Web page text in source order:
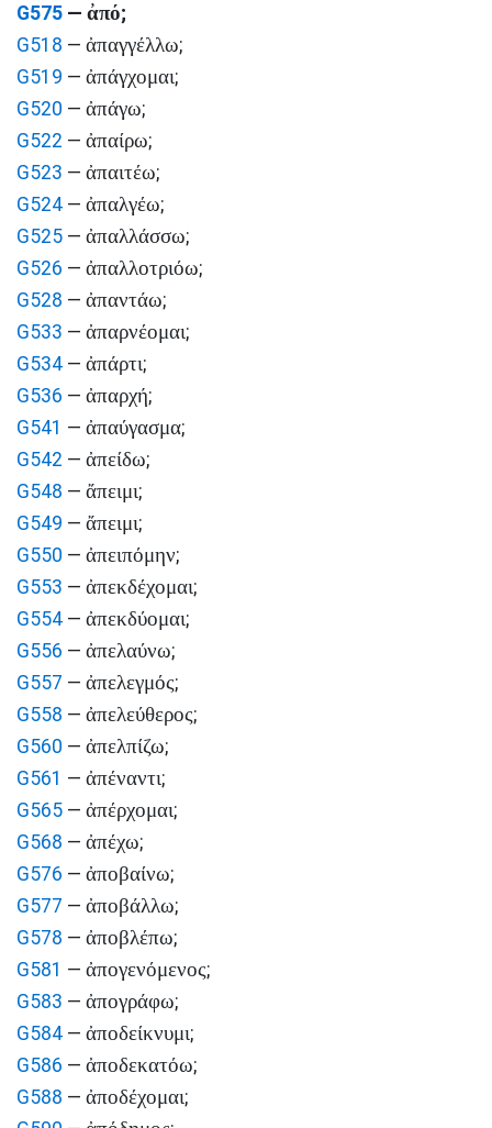
G575 — ἀπό;
G518 — ἀπαγγέλλω;
G519 — ἀπάγχομαι;
G520 — ἀπάγω;
G522 — ἀπαίρω;
G523 — ἀπαιτέω;
G524 — ἀπαλγέω;
G525 — ἀπαλλάσσω;
G526 — ἀπαλλοτριόω;
G528 — ἀπαντάω;
G533 — ἀπαρνέομαι;
G534 — ἀπάρτι;
G536 — ἀπαρχή;
G541 — ἀπαύγασμα;
G542 — ἀπείδω;
G548 — ἄπειμι;
G549 — ἄπειμι;
G550 — ἀπειπόμην;
G553 — ἀπεκδέχομαι;
G554 — ἀπεκδύομαι;
G556 — ἀπελαύνω;
G557 — ἀπελεγμός;
G558 — ἀπελεύθερος;
G560 — ἀπελπίζω;
G561 — ἀπέναντι;
G565 — ἀπέρχομαι;
G568 — ἀπέχω;
G576 — ἀποβαίνω;
G577 — ἀποβάλλω;
G578 — ἀποβλέπω;
G581 — ἀπογενόμενος;
G583 — ἀπογράφω;
G584 — ἀποδείκνυμι;
G586 — ἀποδεκατόω;
G588 — ἀποδέχομαι;